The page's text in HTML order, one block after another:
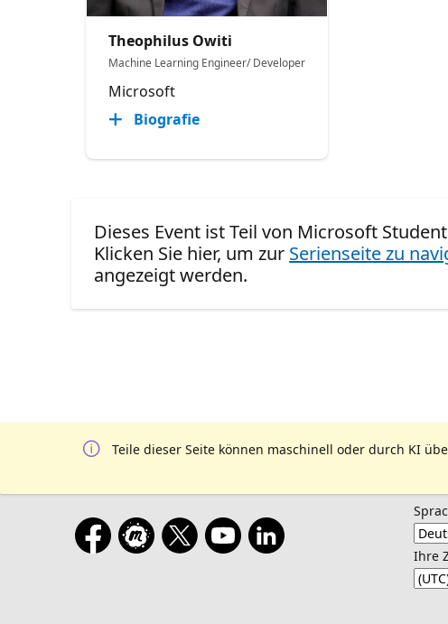
Theophilus Owiti
Machine Learning Engineer/ Developer
Microsoft
Biografie
Dieses Event ist Teil von Microsoft
Klicken Sie hier, um zur Serienseite zu
angezeigt werden.
Teile dieser Seite können maschinell oder durch KI
Ihre